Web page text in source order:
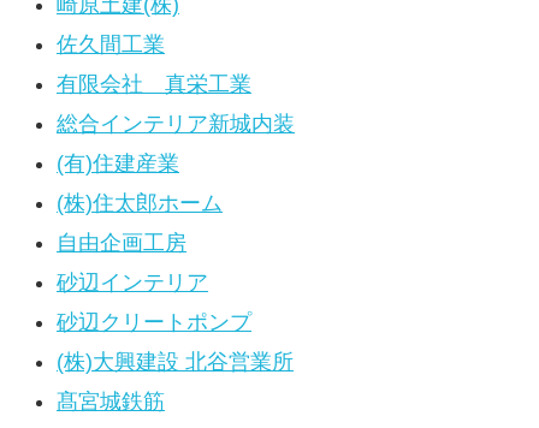
崎原土建(株)
佐久間工業
有限会社 真栄工業
総合インテリア新城内装
(有)住建産業
(株)住太郎ホーム
自由企画工房
砂辺インテリア
砂辺クリートポンプ
(株)大興建設 北谷営業所
髙宮城鉄筋